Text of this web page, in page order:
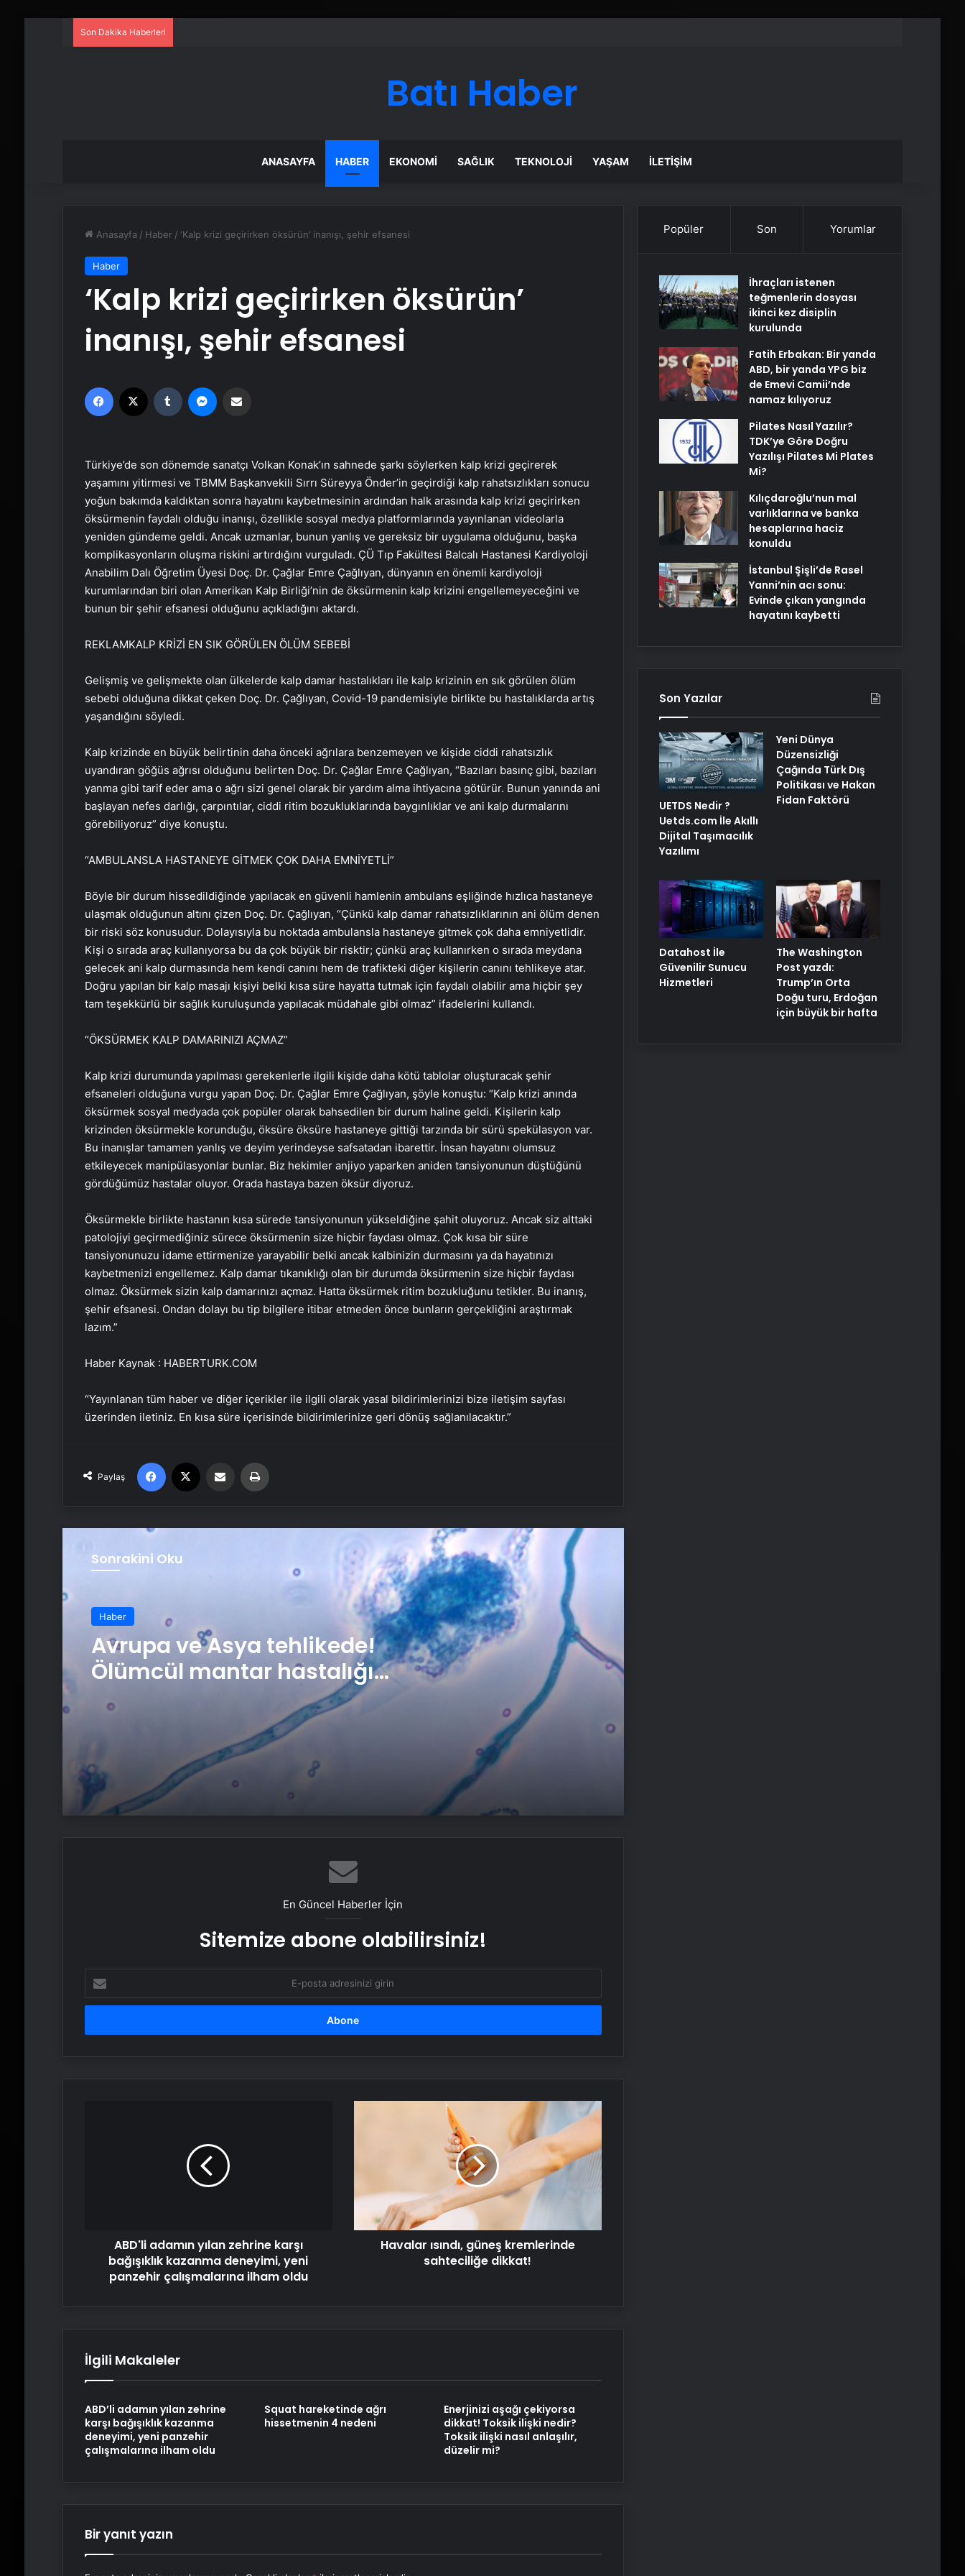
Son Dakika Haberleri
Batı Haber
ANASAYFA HABER EKONOMI SAĞLIK TEKNOLOJI YAŞAM İLETIŞIM
Anasayfa / Haber / ‘Kalp krizi geçirirken öksürün’ inanışı, şehir efsanesi
Haber
‘Kalp krizi geçirirken öksürün’
inanışı, şehir efsanesi
Facebook Tumblr
Türkiye’de son dönemde sanatçı Volkan Konak’ın sahnede şarkı söylerken kalp krizi geçirerek
yaşamını yitirmesi ve TBMM Başkanvekili Sırrı Süreyya Önder’in geçirdiği kalp rahatsızlıkları sonucu
yoğun bakımda kaldıktan sonra hayatını kaybetmesinin ardından halk arasında kalp krizi geçirirken
öksürmenin faydalı olduğu inanışı, özellikle sosyal medya platformlarında yayınlanan videolarla
yeniden gündeme geldi. Ancak uzmanlar, bunun yanlış ve gereksiz bir uygulama olduğunu, başka
komplikasyonların oluşma riskini artırdığını vurguladı. ÇÜ Tıp Fakültesi Balcalı Hastanesi Kardiyoloji
Anabilim Dalı Öğretim Üyesi Doç. Dr. Çağlar Emre Çağlıyan, dünyanın en önemli kardiyoloji
kurumlarından biri olan Amerikan Kalp Birliği’nin de öksürmenin kalp krizini engellemeyeceğini ve
bunun bir şehir efsanesi olduğunu açıkladığını aktardı.
REKLAMKALP KRİZİ EN SIK GÖRÜLEN ÖLÜM SEBEBİ
Gelişmiş ve gelişmekte olan ülkelerde kalp damar hastalıkları ile kalp krizinin en sık görülen ölüm
sebebi olduğuna dikkat çeken Doç. Dr. Çağlıyan, Covid-19 pandemisiyle birlikte bu hastalıklarda artış
yaşandığını söyledi.
Kalp krizinde en büyük belirtinin daha önceki ağrılara benzemeyen ve kişide ciddi rahatsızlık
uyandıran göğüs ağrısı olduğunu belirten Doç. Dr. Çağlar Emre Çağlıyan, “Bazıları basınç gibi, bazıları
yanma gibi tarif eder ama o ağrı sizi genel olarak bir yardım alma ihtiyacına götürür. Bunun yanında ani
başlayan nefes darlığı, çarpıntılar, ciddi ritim bozukluklarında baygınlıklar ve ani kalp durmalarını
görebiliyoruz” diye konuştu.
“AMBULANSLA HASTANEYE GİTMEK ÇOK DAHA EMNİYETLİ”
Böyle bir durum hissedildiğinde yapılacak en güvenli hamlenin ambulans eşliğinde hızlıca hastaneye
ulaşmak olduğunun altını çizen Doç. Dr. Çağlıyan, “Çünkü kalp damar rahatsızlıklarının ani ölüm denen
bir riski söz konusudur. Dolayısıyla bu noktada ambulansla hastaneye gitmek çok daha emniyetlidir.
Kişi o sırada araç kullanıyorsa bu da çok büyük bir risktir; çünkü araç kullanırken o sırada meydana
gelecek ani kalp durmasında hem kendi canını hem de trafikteki diğer kişilerin canını tehlikeye atar.
Doğru yapılan bir kalp masajı kişiyi belki kısa süre hayatta tutmak için faydalı olabilir ama hiçbir şey
tam teşekkürlü bir sağlık kuruluşunda yapılacak müdahale gibi olmaz” ifadelerini kullandı.
“ÖKSÜRMEK KALP DAMARINIZI AÇMAZ”
Kalp krizi durumunda yapılması gerekenlerle ilgili kişide daha kötü tablolar oluşturacak şehir
efsaneleri olduğuna vurgu yapan Doç. Dr. Çağlar Emre Çağlıyan, şöyle konuştu: “Kalp krizi anında
öksürmek sosyal medyada çok popüler olarak bahsedilen bir durum haline geldi. Kişilerin kalp
krizinden öksürmekle korunduğu, öksüre öksüre hastaneye gittiği tarzında bir sürü spekülasyon var.
Bu inanışlar tamamen yanlış ve deyim yerindeyse safsatadan ibarettir. İnsan hayatını olumsuz
etkileyecek manipülasyonlar bunlar. Biz hekimler anjiyo yaparken aniden tansiyonunun düştüğünü
gördüğümüz hastalar oluyor. Orada hastaya bazen öksür diyoruz.
Öksürmekle birlikte hastanın kısa sürede tansiyonunun yükseldiğine şahit oluyoruz. Ancak siz alttaki
patolojiyi geçirmediğiniz sürece öksürmenin size hiçbir faydası olmaz. Çok kısa bir süre
tansiyonunuzu idame ettirmenize yarayabilir belki ancak kalbinizin durmasını ya da hayatınızı
kaybetmenizi engellemez. Kalp damar tıkanıklığı olan bir durumda öksürmenin size hiçbir faydası
olmaz. Öksürmek sizin kalp damarınızı açmaz. Hatta öksürmek ritim bozukluğunu tetikler. Bu inanış,
şehir efsanesi. Ondan dolayı bu tip bilgilere itibar etmeden önce bunların gerçekliğini araştırmak
lazım.”
Haber Kaynak : HABERTURK.COM
“Yayınlanan tüm haber ve diğer içerikler ile ilgili olarak yasal bildirimlerinizi bize iletişim sayfası
üzerinden iletiniz. En kısa süre içerisinde bildirimlerinize geri dönüş sağlanılacaktır.”
Paylaş
Facebook Email'den paylaş
Sonrakini Oku
Haber
Avrupa ve Asya tehlikede!
Ölümcül mantar hastalığı
küresel ısınma ile yayılıyor
mantar hastalığı küresel ısınma ile
yayılıyor
Astım hastalarının en çok yaptığı 5
hata
Mevsimsel alerji mi, sinüzit mi? Farkı
göz ardı etmeyin
Kabuğunu limonla kaynatıp içen
yaşadı: Kolesterolden eser
Türk bilim insanları Alzheimer ve
Parkinson hastalıklarının erken
teşhisinde rol alacak
Aile hekimliklerinde ikamete dayalı
yeni uygulama başlıyor
En Güncel Haberler İçin
Sitemize abone olabilirsiniz!
posta
adresinizi
panzehir
çalışmalarına
ABD'li adamın yılan zehrine karşı
bağışıklık kazanma deneyimi, yeni
panzehir çalışmalarına ilham oldu
Havalar ısındı, güneş kremlerinde
sahteciliğe dikkat!
İlgili Makaleler
ABD’li adamın yılan zehrine
karşı bağışıklık kazanma
deneyimi, yeni panzehir
çalışmalarına ilham oldu
Squat hareketinde ağrı
hissetmenin 4 nedeni
Enerjinizi aşağı çekiyorsa
dikkat! Toksik ilişki nedir?
Toksik ilişki nasıl anlaşılır,
düzelir mi?
Bir yanıt yazın
Popüler Son Yorumlar
İhraçları istenen
teğmenlerin dosyası
ikinci kez disiplin
kurulunda
Fatih Erbakan: Bir yanda
ABD, bir yanda YPG biz
de Emevi Camii’nde
namaz kılıyoruz
Pilates Nasıl Yazılır?
TDK’ye Göre Doğru
Yazılışı Pilates Mi Plates
Mi?
Kılıçdaroğlu’nun mal
varlıklarına ve banka
hesaplarına haciz
konuldu
İstanbul Şişli’de Rasel
Yanni’nin acı sonu:
Evinde çıkan yangında
hayatını kaybetti
Son Yazılar
UETDS Nedir ?
Uetds.com İle Akıllı
Dijital Taşımacılık
Yazılımı
Yeni Dünya
Düzensizliği
Çağında Türk Dış
Politikası ve Hakan
Fidan Faktörü
Datahost İle
Güvenilir Sunucu
Hizmetleri
The Washington
Post yazdı:
Trump’ın Orta
Doğu turu, Erdoğan
için büyük bir hafta